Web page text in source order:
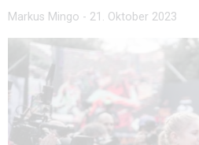
Markus Mingo - 21. Oktober 2023